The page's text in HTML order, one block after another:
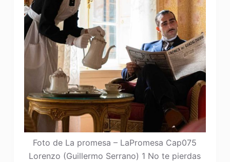
Foto de La promesa – LaPromesa Cap075
Lorenzo (Guillermo Serrano) 1 No te pierdas